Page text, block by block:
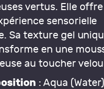
vertus. Elle offre
sensorielle
Sa texture gel
en une
au toucher
: Aqua